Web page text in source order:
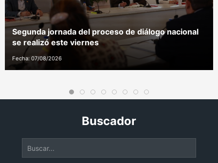
Segunda jornada del proceso de diálogo nacional
se realizó este viernes
Fecha: 07/08/2026
Buscador